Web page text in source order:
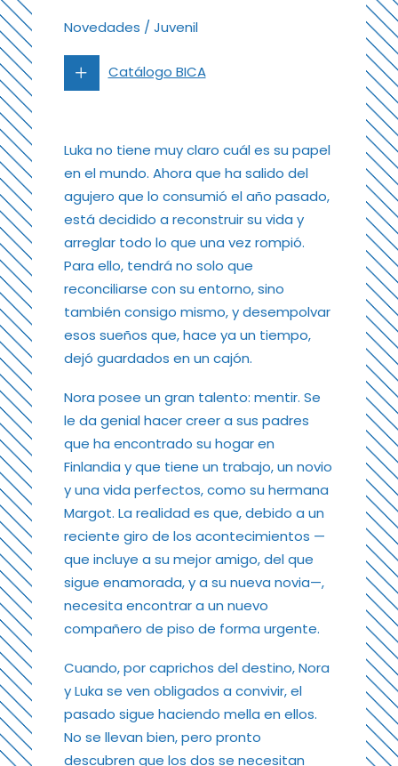
Novedades / Juvenil
Catálogo BICA
Luka no tiene muy claro cuál es su papel
en el mundo. Ahora que ha salido del
agujero que lo consumió el año pasado,
está decidido a reconstruir su vida y
arreglar todo lo que una vez rompió.
Para ello, tendrá no solo que
reconciliarse con su entorno, sino
también consigo mismo, y desempolvar
esos sueños que, hace ya un tiempo,
dejó guardados en un cajón.
Nora posee un gran talento: mentir. Se
le da genial hacer creer a sus padres
que ha encontrado su hogar en
Finlandia y que tiene un trabajo, un novio
y una vida perfectos, como su hermana
Margot. La realidad es que, debido a un
reciente giro de los acontecimientos —
que incluye a su mejor amigo, del que
sigue enamorada, y a su nueva novia—,
necesita encontrar a un nuevo
compañero de piso de forma urgente.
Cuando, por caprichos del destino, Nora
y Luka se ven obligados a convivir, el
pasado sigue haciendo mella en ellos.
No se llevan bien, pero pronto
descubren que los dos se necesitan